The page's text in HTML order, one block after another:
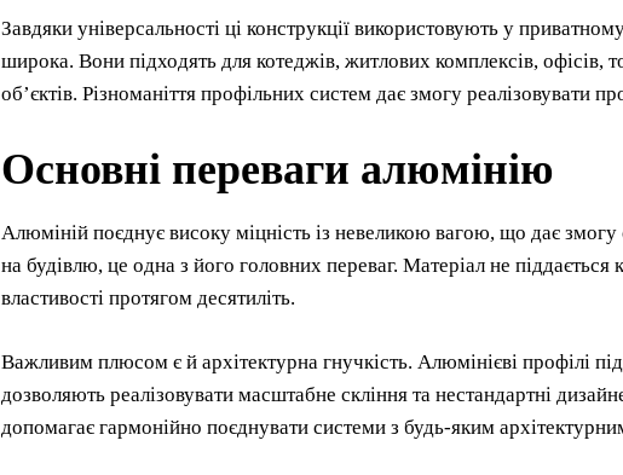
Завдяки універсальності ці конструкції використовують у
широка. Вони підходять для котеджів, житлових комплексів, офісів,
об’єктів. Різноманіття профільних систем дає змогу реалізовувати
Основні переваги алюмінію
Алюміній поєднує високу міцність із невеликою вагою, що дає
на будівлю, це одна з його головних переваг. Матеріал не піддається
властивості протягом десятиліть.
Важливим плюсом є й архітектурна гнучкість. Алюмінієві профілі
дозволяють реалізовувати масштабне скління та нестандартні
допомагає гармонійно поєднувати системи з будь-яким